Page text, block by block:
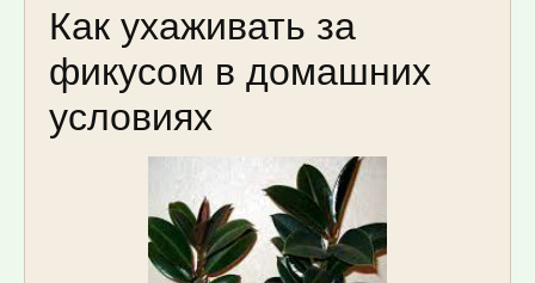
Как ухаживать за
фикусом в домашних
условиях